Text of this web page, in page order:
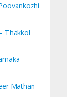
Thakkol
Mathan